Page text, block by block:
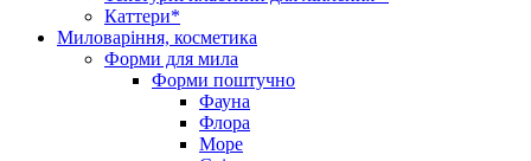
Каттери*
Миловаріння, косметика
Форми для мила
Форми поштучно
Фауна
Флора
Море